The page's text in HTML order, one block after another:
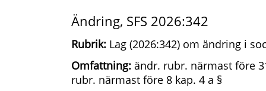
Ändring, SFS 2026:342
Rubrik: Lag (2026:342) om ändring i
Omfattning: ändr. rubr. närmast före
rubr. närmast före 8 kap. 4 a §